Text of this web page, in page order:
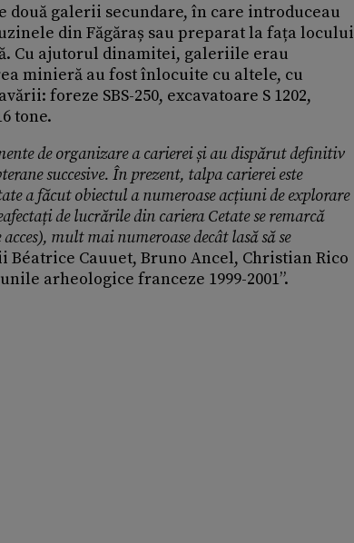
galerii secundare, în care introduceau
din Făgăraș sau preparat la fața locului
Cu ajutorul dinamitei, galeriile erau
minieră au fost înlocuite cu altele, cu
foreze SBS-250, excavatoare S 1202,
tone.
de organizare a carierei și au dispărut definitiv
succesive. În prezent, talpa carierei este
a făcut obiectul a numeroase acțiuni de explorare
de lucrările din cariera Cetate se remarcă
mult mai numeroase decât lasă să se
Béatrice Cauuet, Bruno Ancel, Christian Rico
arheologice franceze 1999-2001”.